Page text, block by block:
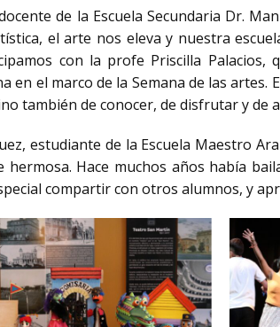
de la Escuela Secundaria Dr.
el arte nos eleva y nuestra
con la profe Priscilla
en el marco de la Semana de las
también de conocer, de disfrutar y de
estudiante de la Escuela Maestro
hermosa. Hace muchos años había
compartir con otros alumnos, y